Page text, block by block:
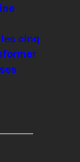
cinq